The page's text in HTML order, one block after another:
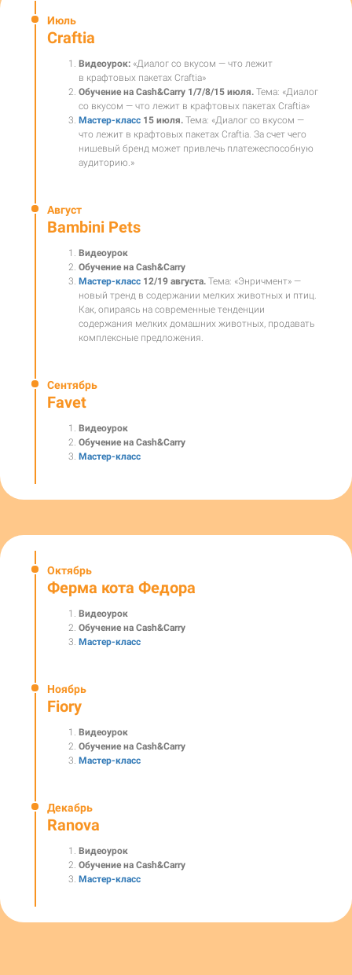
Июль
Craftia
Видеоурок: «Диалог со вкусом — что лежит
в крафтовых пакетах Craftia»
Обучение на Cash&Carry 1/7/8/15 июля. Тема: «Диалог
со вкусом — что лежит в крафтовых пакетах Craftia»
Мастер-класс 15 июля. Тема: «Диалог со вкусом —
что лежит в крафтовых пакетах Craftia. За счет чего
нишевый бренд может привлечь платежеспособную
аудиторию.»
Август
Bambini Pets
Видеоурок
Обучение на Cash&Carry
Мастер-класс 12/19 августа. Тема: «Энричмент» —
новый тренд в содержании мелких животных и птиц.
Как, опираясь на современные тенденции
содержания мелких домашних животных, продавать
комплексные предложения.
Сентябрь
Favet
Видеоурок
Обучение на Cash&Carry
Мастер-класс
Октябрь
Ферма кота Федора
Видеоурок
Обучение на Cash&Carry
Мастер-класс
Ноябрь
Fiory
Видеоурок
Обучение на Cash&Carry
Мастер-класс
Декабрь
Ranova
Видеоурок
Обучение на Cash&Carry
Мастер-класс